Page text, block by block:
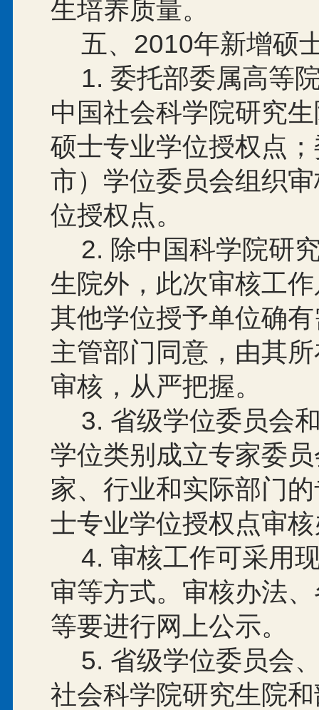
生培养质量。
五、 2010年新增硕
1. 委托部委属高等
中国社会科学院研究
硕士专业学位授权点
市）学位委员会组织
位授权点。
2. 除中国科学院研
生院外，此次审核工
其他学位授予单位确
主管部门同意，由其
审核，从严把握。
3. 省级学位委员会
学位类别成立专家委
家、行业和实际部门
士专业学位授权点审
4. 审核工作可采用
审等方式。审核办法
等要进行网上公示。
5. 省级学位委员会
社会科学院研究生院